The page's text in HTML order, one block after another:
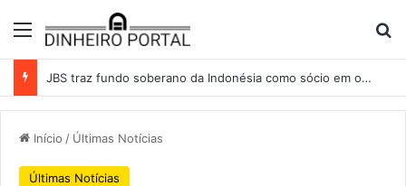
Menu
JBS traz fundo soberano da Indonésia como sócio em operação de US$ 2,5 bilhões
Início / Últimas Notícias
Últimas Notícias